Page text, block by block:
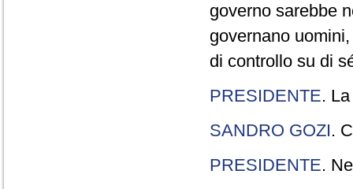
governo sarebbe
governano
di controllo su di
PRESIDENTE.
SANDRO GOZI.
PRESIDENTE.